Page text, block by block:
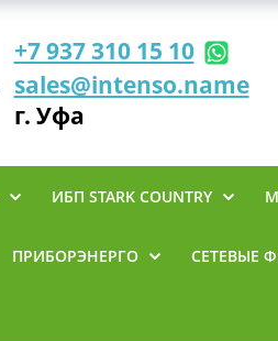
+7 937 310 15 10
sales@intenso.name
г. Уфа
ИБП STARK COUNTRY
ПРИБОРЭНЕРГО СЕТЕВЫЕ